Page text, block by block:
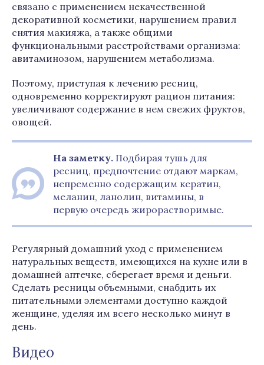
связано с применением некачественной
декоративной косметики, нарушением правил
снятия макияжа, а также общими
функциональными расстройствами организма:
авитаминозом, нарушением метаболизма.
Поэтому, приступая к лечению ресниц,
одновременно корректируют рацион питания:
увеличивают содержание в нем свежих фруктов,
овощей.
На заметку. Подбирая тушь для
ресниц, предпочтение отдают маркам,
непременно содержащим кератин,
меланин, ланолин, витамины, в
первую очередь жирорастворимые.
Регулярный домашний уход с применением
натуральных веществ, имеющихся на кухне или в
домашней аптечке, сберегает время и деньги.
Сделать ресницы объемными, снабдить их
питательными элементами доступно каждой
женщине, уделяя им всего несколько минут в
день.
Видео